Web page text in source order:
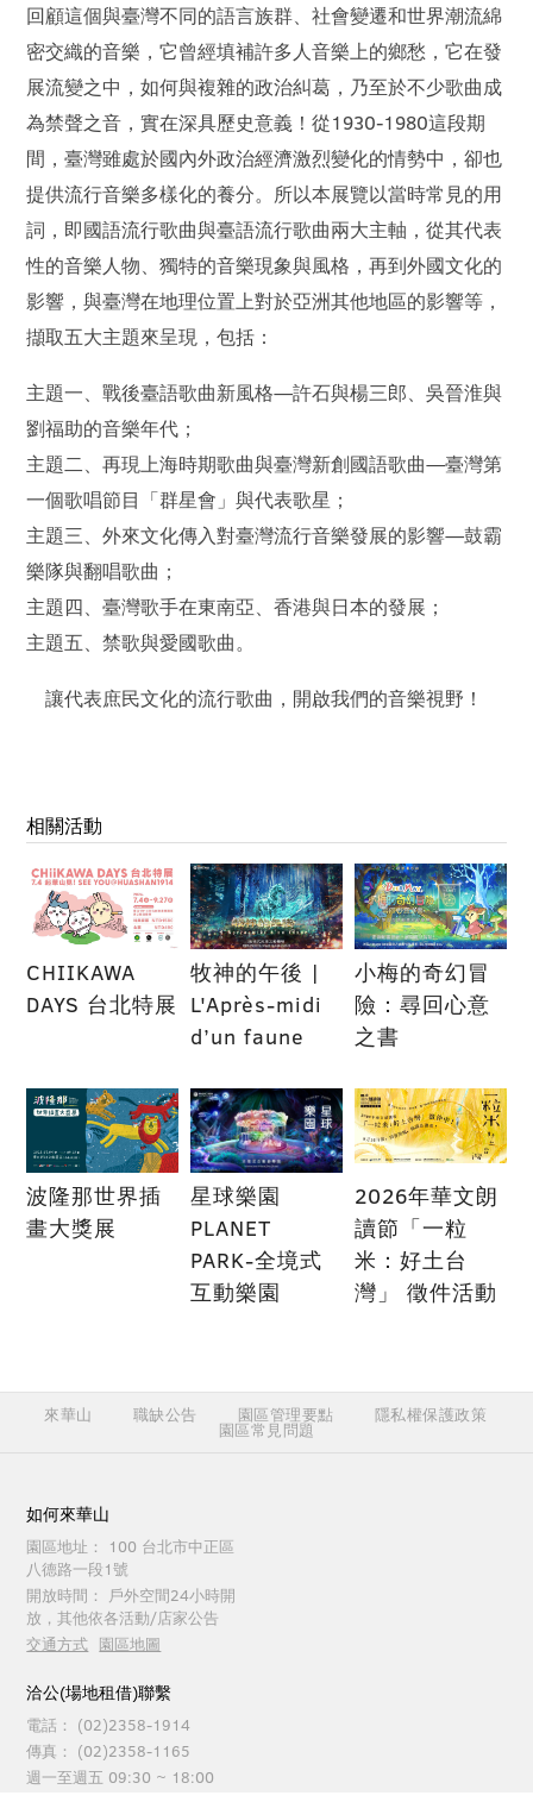
回顧這個與臺灣不同的語言族群、社會變遷和世界潮流綿
密交織的音樂，它曾經填補許多人音樂上的鄉愁，它在發
展流變之中，如何與複雜的政治糾葛，乃至於不少歌曲成
為禁聲之音，實在深具歷史意義！從1930-1980這段期
間，臺灣雖處於國內外政治經濟激烈變化的情勢中，卻也
提供流行音樂多樣化的養分。所以本展覽以當時常見的用
詞，即國語流行歌曲與臺語流行歌曲兩大主軸，從其代表
性的音樂人物、獨特的音樂現象與風格，再到外國文化的
影響，與臺灣在地理位置上對於亞洲其他地區的影響等，
擷取五大主題來呈現，包括：
主題一、戰後臺語歌曲新風格—許石與楊三郎、吳晉淮與
劉福助的音樂年代；
主題二、再現上海時期歌曲與臺灣新創國語歌曲—臺灣第
一個歌唱節目「群星會」與代表歌星；
主題三、外來文化傳入對臺灣流行音樂發展的影響—鼓霸
樂隊與翻唱歌曲；
主題四、臺灣歌手在東南亞、香港與日本的發展；
主題五、禁歌與愛國歌曲。
讓代表庶民文化的流行歌曲，開啟我們的音樂視野！
相關活動
CHIIKAWA
DAYS 台北特展
牧神的午後 |
L'Après-midi
d’un faune
小梅的奇幻冒
險：尋回心意
之書
波隆那世界插
畫大獎展
星球樂園
PLANET
PARK-全境式
互動樂園
2026年華文朗
讀節「一粒
米：好土台
灣」 徵件活動
來華山 職缺公告 園區管理要點 隱私權保護政策
園區常見問題
如何來華山
園區地址：
100 台北市中正區
八德路一段1號
開放時間：
戶外空間24小時開
放，其他依各活動/店家公告
交通方式 園區地圖
洽公(場地租借)聯繫
電話：
(02)2358-1914
傳真：
(02)2358-1165
週一至週五 09:30 ~ 18:00